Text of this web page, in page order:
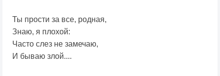
Ты прости за все, родная,
Знаю, я плохой:
Часто слез не замечаю,
И бываю злой....